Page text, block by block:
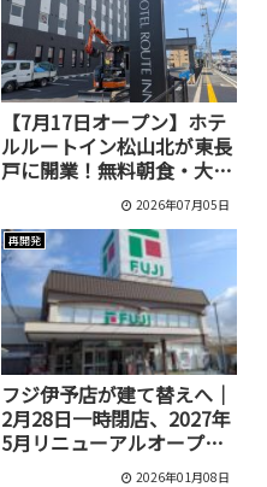
【7月17日オープン】ホテ
ルルートイン松山北が東長
戸に開業！無料朝食・大浴
場・広々駐車場を完備
2026年07月05日
再開発
フジ伊予店が建て替えへ｜
2月28日一時閉店、2027年
5月リニューアルオープン
2026年01月08日